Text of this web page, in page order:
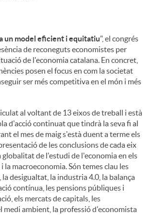
un model eficient i equitatiu", el congrés
de reconeguts economistes per
de l'economia catalana. En concret,
posen el focus en com la societat
ser més competitiva en el món i més
al voltant de 13 eixos de treball i està
d'acció continuat que tindrà la seva fi al
el mes de maig s'està duent a terme els
de les conclusions de cada eix
de l'estudi de l'economia en els
la macroeconomia. Són temes clau les
la desigualtat, la industria 4.0, la balança
contínua, les pensions públiques i
els mercats de capitals, les
medi ambient, la professió d'economista